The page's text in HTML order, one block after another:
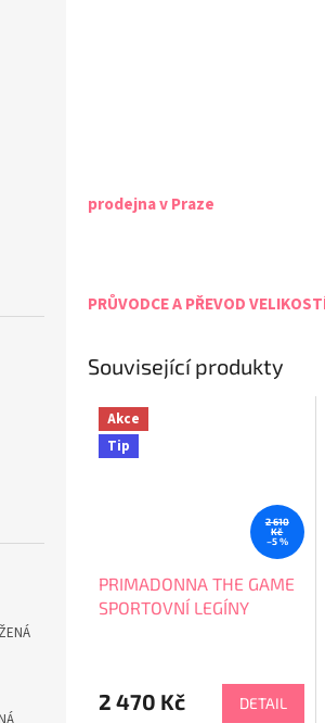
prodejna v Praze
PRŮVODCE A PŘEVOD
Související produkty
Akce
Tip
2 610
Kč
–5 %
PRIMADONNA THE GAME
SPORTOVNÍ LEGÍNY
2 470 Kč DETAIL